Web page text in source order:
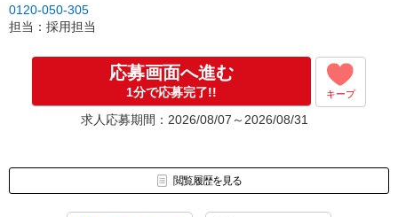
お気軽にご応募ください♪
0120-050-305
担当：採用担当
応募画面へ進む
1分で応募完了!! キープ
求人応募期間：2026/08/07～2026/08/31
閲覧履歴を見る